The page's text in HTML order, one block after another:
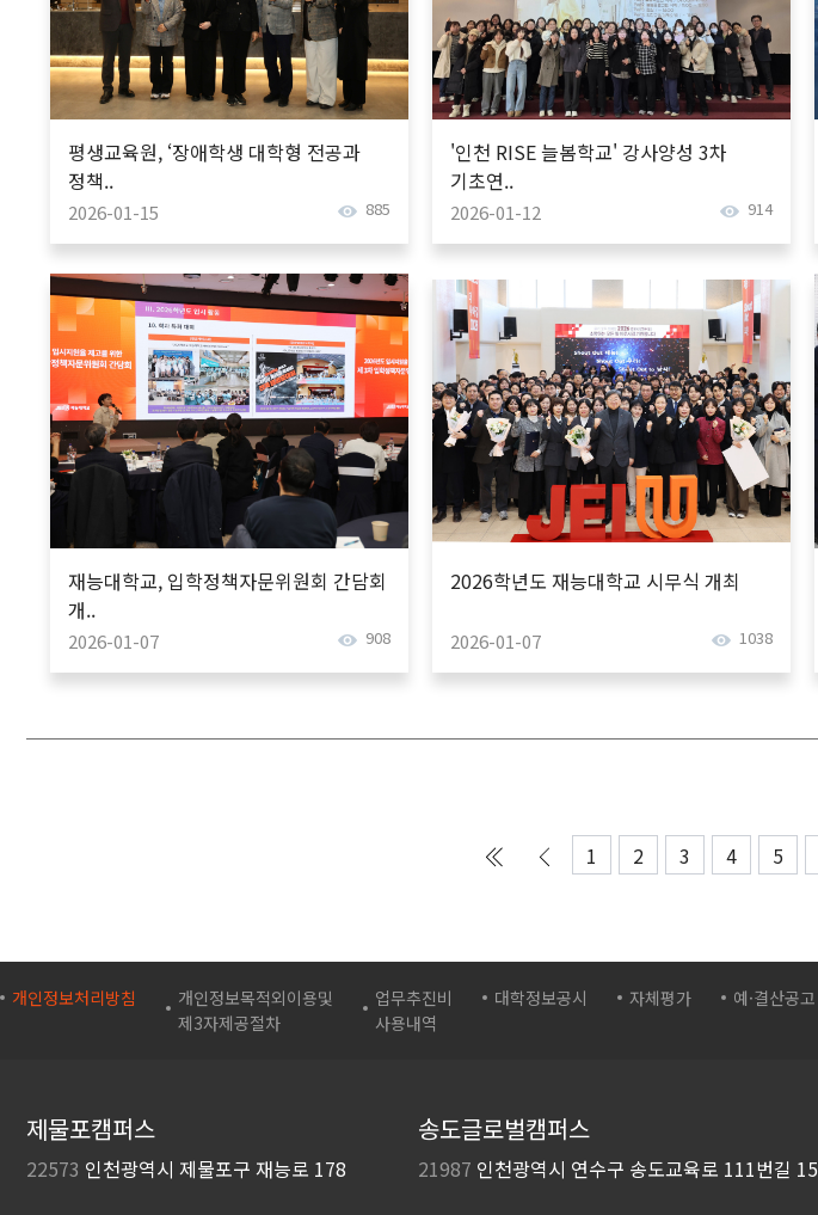
평생교육원, ‘장애학생 대학형 전공과
정책..
2026-01-15 885
'인천 RISE 늘봄학교' 강사양성 3차
기초연..
2026-01-12 914
재능대학교, 입학정책자문위원회 간담회
개..
2026-01-07 908
2026학년도 재능대학교 시무식 개최
2026-01-07 1038
1 2 3 4 5
개인정보처리방침
개인정보목적외이용및
제3자제공절차
업무추진비
사용내역
대학정보공시 자체평가 예·결산공고
제물포캠퍼스
22573 인천광역시 제물포구 재능로 178
송도글로벌캠퍼스
21987 인천광역시 연수구 송도교육로 111번길 15